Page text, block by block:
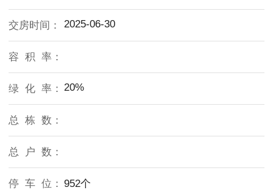
交房时间： 2025-06-30
容 积 率：
绿 化 率： 20%
总 栋 数：
总 户 数：
停 车 位： 952个